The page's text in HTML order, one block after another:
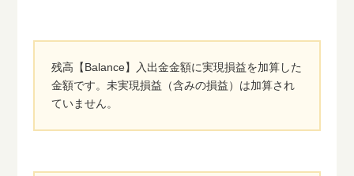
残高【Balance】入出金金額に実現損益を加算した
金額です。未実現損益（含みの損益）は加算され
ていません。